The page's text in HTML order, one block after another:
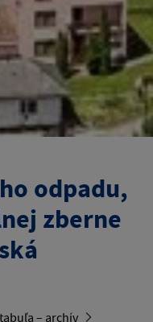
odpadu,
zberne
– archív